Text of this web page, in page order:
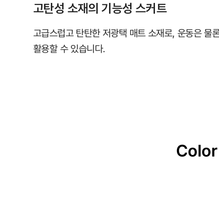
고탄성 소재의 기능성 스커트
고급스럽고 탄탄한 저광택 매트 소재로, 운동은 물
활용할 수 있습니다.
Color